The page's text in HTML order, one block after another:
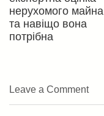
нерухомого майна
та навіщо вона
потрібна
Leave a Comment